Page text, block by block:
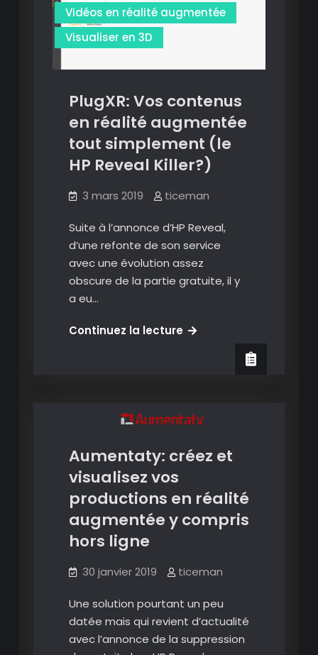
ses
expériences
sur
iPhone/iPad.
Vidéos en réalité augmentée
Visualiser en 3D
PlugXR: Vos contenus
en réalité augmentée
tout simplement (le
HP Reveal Killer?)
3 mars 2019 ticeman
Suite à l’annonce d’HP Reveal,
d’une refonte de son service
avec une évolution assez
obscure de la partie gratuite, il y
a eu…
Continuez la lecturePlugXR:
augmentée
simplement
Reveal
Killer?)
contenu qr code ou geolocalisé
Aumentaty: créez et
visualisez vos
productions en réalité
augmentée y compris
hors ligne
30 janvier 2019 ticeman
Une solution pourtant un peu
datée mais qui revient d’actualité
avec l’annonce de la suppression